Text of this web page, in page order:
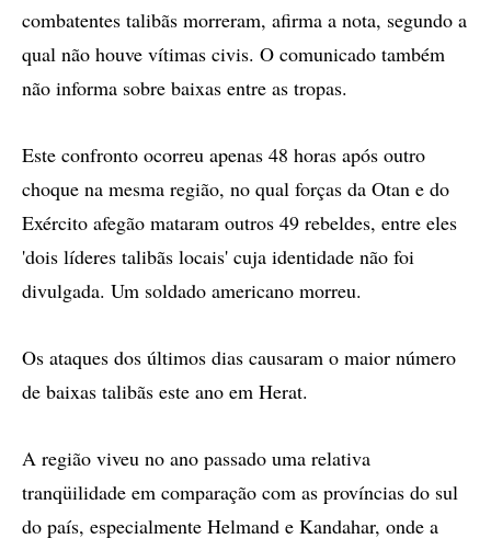
combatentes talibãs morreram, afirma a nota, segundo a
qual não houve vítimas civis. O comunicado também
não informa sobre baixas entre as tropas.
Este confronto ocorreu apenas 48 horas após outro
choque na mesma região, no qual forças da Otan e do
Exército afegão mataram outros 49 rebeldes, entre eles
'dois líderes talibãs locais' cuja identidade não foi
divulgada. Um soldado americano morreu.
Os ataques dos últimos dias causaram o maior número
de baixas talibãs este ano em Herat.
A região viveu no ano passado uma relativa
tranqüilidade em comparação com as províncias do sul
do país, especialmente Helmand e Kandahar, onde a